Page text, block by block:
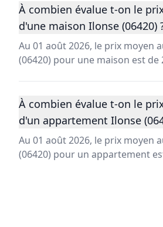
À combien évalue t-on le
d'une maison Ilonse (06420)
Au 01 août 2026, le prix moyen
(06420) pour une maison est de
À combien évalue t-on le
d'un appartement Ilonse
Au 01 août 2026, le prix moyen
(06420) pour un appartement